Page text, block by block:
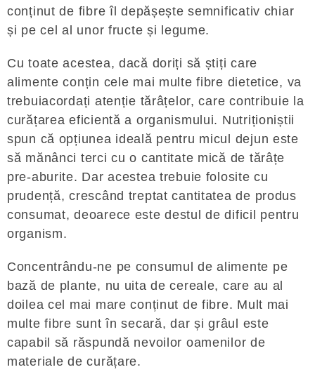
conținut de fibre îl depășește semnificativ chiar
și pe cel al unor fructe și legume.
Cu toate acestea, dacă doriți să știți care
alimente conțin cele mai multe fibre dietetice, va
trebuiacordați atenție tărâțelor, care contribuie la
curățarea eficientă a organismului. Nutriționiștii
spun că opțiunea ideală pentru micul dejun este
să mănânci terci cu o cantitate mică de tărâțe
pre-aburite. Dar acestea trebuie folosite cu
prudență, crescând treptat cantitatea de produs
consumat, deoarece este destul de dificil pentru
organism.
Concentrându-ne pe consumul de alimente pe
bază de plante, nu uita de cereale, care au al
doilea cel mai mare conținut de fibre. Mult mai
multe fibre sunt în secară, dar și grâul este
capabil să răspundă nevoilor oamenilor de
materiale de curățare.